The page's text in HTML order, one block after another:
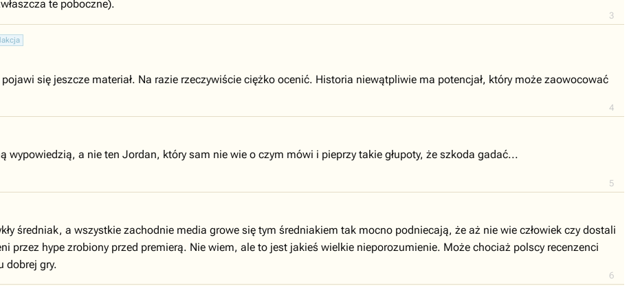
3
te poboczne).
4
się jeszcze materiał. Na razie rzeczywiście ciężko ocenić. Historia niewątpliwie ma potencjał, który może zaowocować
5
wypowiedzią, a nie ten Jordan, który sam nie wie o czym mówi i pieprzy takie głupoty, że szkoda gadać...
6
średniak, a wszystkie zachodnie media growe się tym średniakiem tak mocno podniecają, że aż nie wie człowiek czy dostali
przez hype zrobiony przed premierą. Nie wiem, ale to jest jakieś wielkie nieporozumienie. Może chociaż polscy recenzenci
dobrej gry.